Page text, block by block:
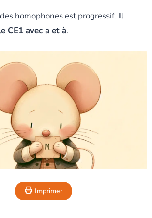
homophones est progressif. Il
CE1 avec a et à.
Imprimer